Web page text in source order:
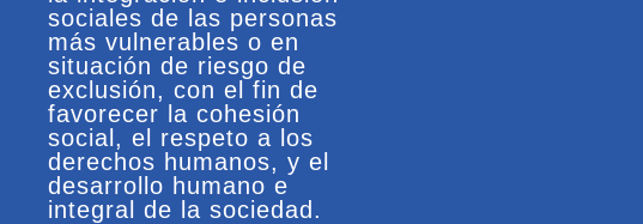
sociales de las personas
más vulnerables o en
situación de riesgo de
exclusión, con el fin de
favorecer la cohesión
social, el respeto a los
derechos humanos, y el
desarrollo humano e
integral de la sociedad.